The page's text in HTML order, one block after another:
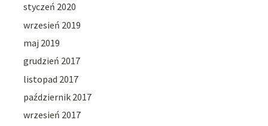
styczeń 2020
wrzesień 2019
maj 2019
grudzień 2017
listopad 2017
październik 2017
wrzesień 2017